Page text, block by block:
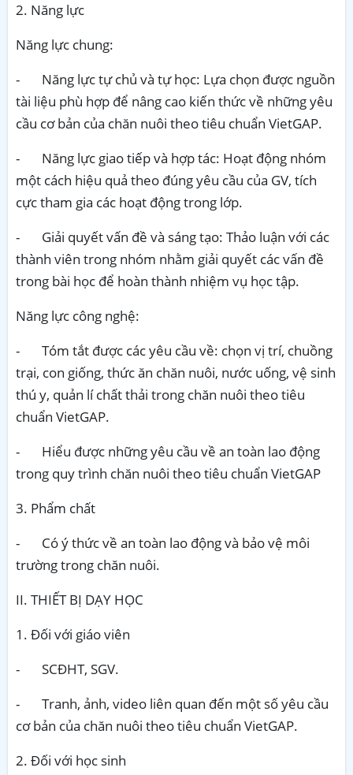
2. Năng lực
Năng lực chung:
- Năng lực tự chủ và tự học: Lựa chọn được nguồn
tài liệu phù hợp để nâng cao kiến thức về những yêu
cầu cơ bản của chăn nuôi theo tiêu chuẩn VietGAP.
- Năng lực giao tiếp và hợp tác: Hoạt động nhóm
một cách hiệu quả theo đúng yêu cầu của GV, tích
cực tham gia các hoạt động trong lớp.
- Giải quyết vấn đề và sáng tạo: Thảo luận với các
thành viên trong nhóm nhằm giải quyết các vấn đề
trong bài học để hoàn thành nhiệm vụ học tập.
Năng lực công nghệ:
- Tóm tắt được các yêu cầu về: chọn vị trí, chuồng
trại, con giống, thức ăn chăn nuôi, nước uống, vệ sinh
thú y, quản lí chất thải trong chăn nuôi theo tiêu
chuẩn VietGAP.
- Hiểu được những yêu cầu về an toàn lao động
trong quy trình chăn nuôi theo tiêu chuẩn VietGAP
3. Phẩm chất
- Có ý thức về an toàn lao động và bảo vệ môi
trường trong chăn nuôi.
II. THIẾT BỊ DẠY HỌC
1. Đối với giáo viên
- SCĐHT, SGV.
- Tranh, ảnh, video liên quan đến một số yêu cầu
cơ bản của chăn nuôi theo tiêu chuẩn VietGAP.
2. Đối với học sinh